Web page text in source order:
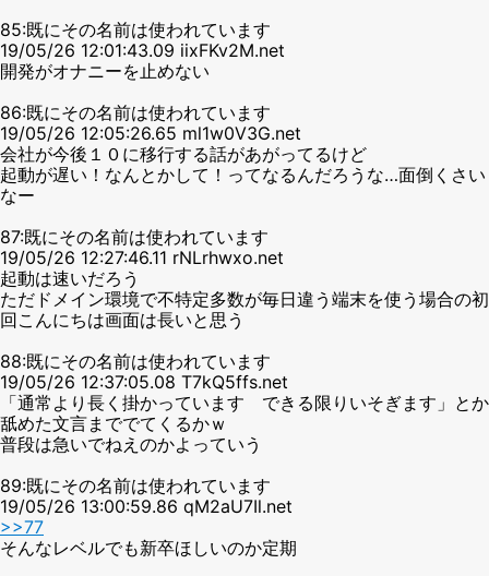
85:既にその名前は使われています
19/05/26 12:01:43.09 iixFKv2M.net
開発がオナニーを止めない
86:既にその名前は使われています
19/05/26 12:05:26.65 ml1w0V3G.net
会社が今後１０に移行する話があがってるけど
起動が遅い！なんとかして！ってなるんだろうな…面倒くさい
なー
87:既にその名前は使われています
19/05/26 12:27:46.11 rNLrhwxo.net
起動は速いだろう
ただドメイン環境で不特定多数が毎日違う端末を使う場合の初
回こんにちは画面は長いと思う
88:既にその名前は使われています
19/05/26 12:37:05.08 T7kQ5ffs.net
「通常より長く掛かっています できる限りいそぎます」とか
舐めた文言まででてくるかｗ
普段は急いでねえのかよっていう
89:既にその名前は使われています
19/05/26 13:00:59.86 qM2aU7Il.net
>>77
そんなレベルでも新卒ほしいのか定期